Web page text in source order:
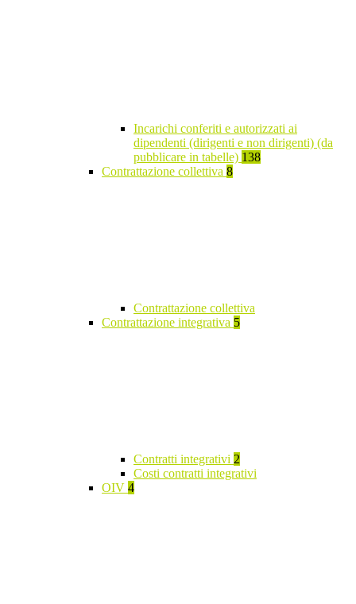
Incarichi conferiti e autorizzati ai
dipendenti (dirigenti e non dirigenti) (da
pubblicare in tabelle) 138
Contrattazione collettiva 8
Contrattazione collettiva
Contrattazione integrativa 5
Contratti integrativi 2
Costi contratti integrativi
OIV 4